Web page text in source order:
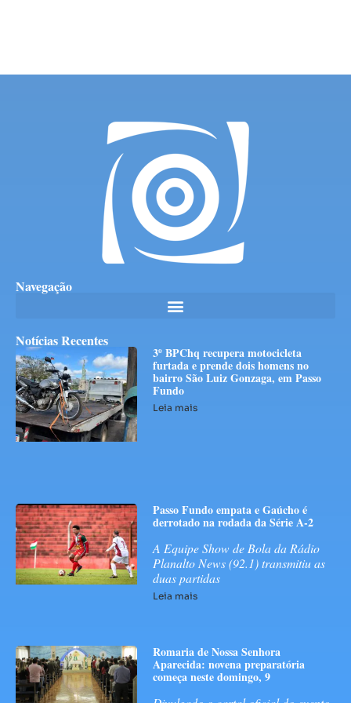
Navegação
Notícias Recentes
3º BPChq recupera motocicleta
furtada e prende dois homens no
bairro São Luiz Gonzaga, em Passo
Fundo
Leia mais
Passo Fundo empata e Gaúcho é
derrotado na rodada da Série A-2
A Equipe Show de Bola da Rádio
Planalto News (92.1) transmitiu as
duas partidas
Leia mais
Romaria de Nossa Senhora
Aparecida: novena preparatória
começa neste domingo, 9